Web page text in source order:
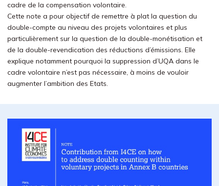
cadre de la compensation volontaire.
Cette note a pour objectif de remettre à plat la question du
double-compte au niveau des projets volontaires et plus
particulièrement sur la question de la double-monétisation et
de la double-revendication des réductions d’émissions. Elle
explique notamment pourquoi la suppression d’UQA dans le
cadre volontaire n’est pas nécessaire, à moins de vouloir
augmenter l’ambition des Etats.